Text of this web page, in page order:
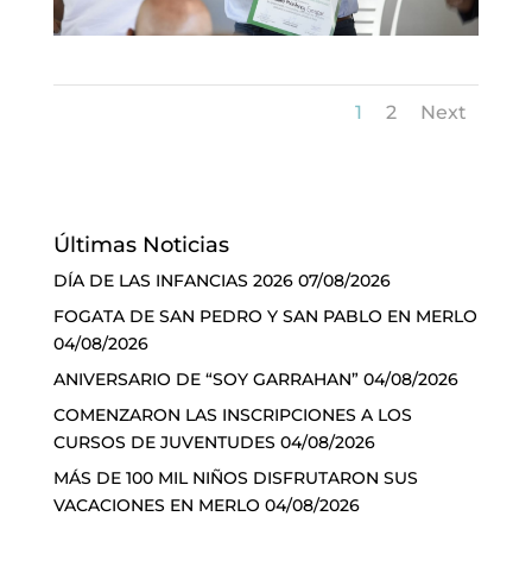
1 2 Next
Últimas Noticias
DÍA DE LAS INFANCIAS 2026 07/08/2026
FOGATA DE SAN PEDRO Y SAN PABLO EN MERLO
04/08/2026
ANIVERSARIO DE “SOY GARRAHAN” 04/08/2026
COMENZARON LAS INSCRIPCIONES A LOS
CURSOS DE JUVENTUDES 04/08/2026
MÁS DE 100 MIL NIÑOS DISFRUTARON SUS
VACACIONES EN MERLO 04/08/2026